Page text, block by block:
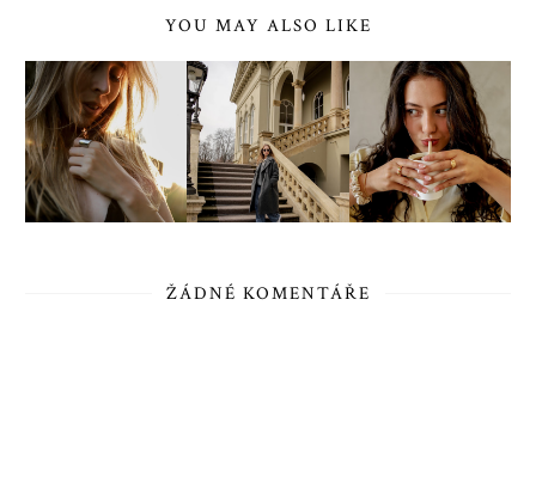
YOU MAY ALSO LIKE
ŽÁDNÉ KOMENTÁŘE